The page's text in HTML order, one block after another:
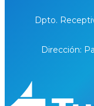
Dpto.
Dirección: